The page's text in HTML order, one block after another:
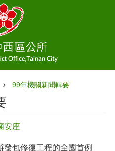
99年機關新聞輯要
安座
發包修復工程的全國首例